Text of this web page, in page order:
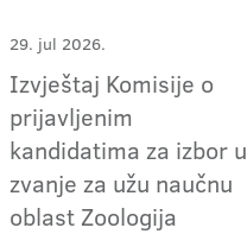
29. jul 2026.
Izvještaj Komisije o
prijavljenim
kandidatima za izbor u
zvanje za užu naučnu
oblast Zoologija